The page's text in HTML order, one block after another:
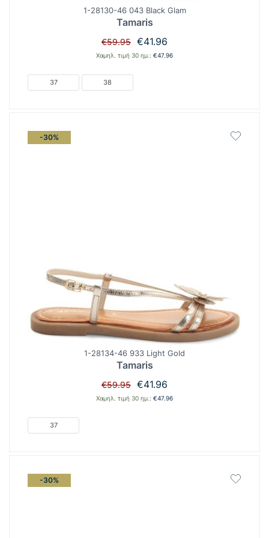
1-28130-46 043 Black Glam
Tamaris
€59.95 Original
price
€41.96
τρέχουσα
Χαμηλ. τιμή 30 ημ.: €47.96
37 38
-30%
1-28134-46 933 Light Gold
Tamaris
€59.95 Original
price
€41.96
τρέχουσα
Χαμηλ. τιμή 30 ημ.: €47.96
37
-30%